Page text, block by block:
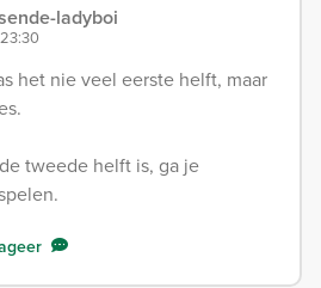
ladyboi
het nie veel eerste helft, maar
tweede helft is, ga je